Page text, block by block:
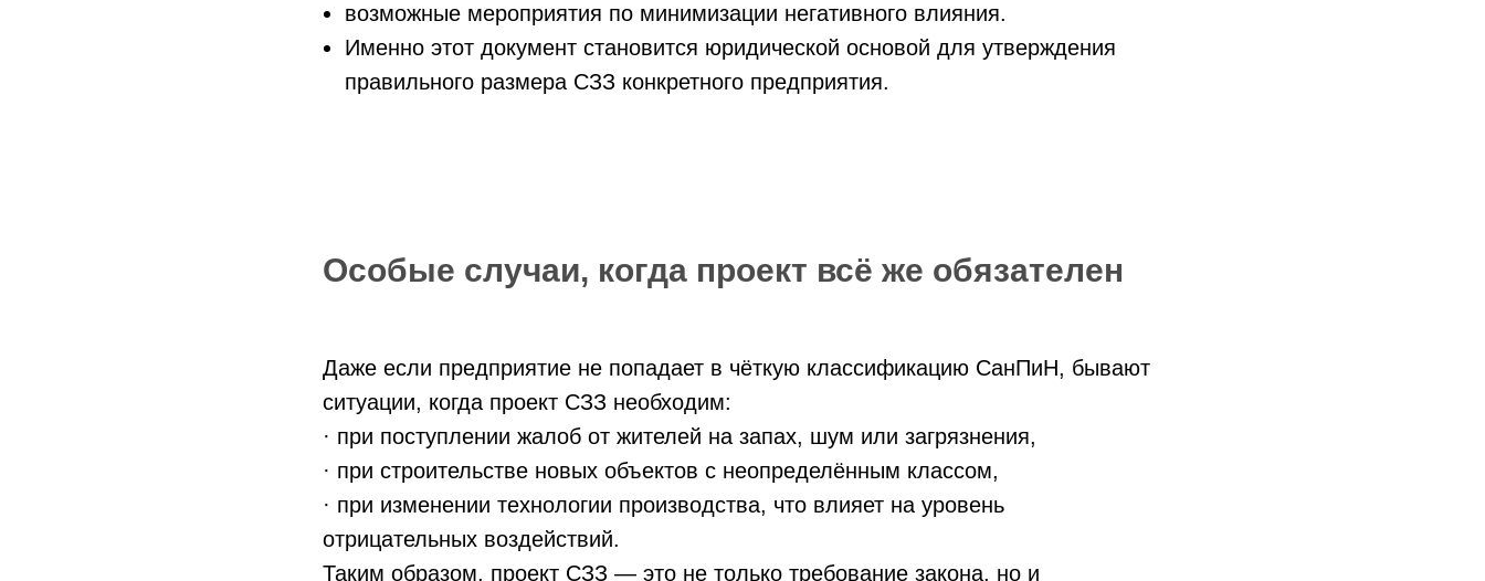
возможные мероприятия по минимизации негативного влияния.
Именно этот документ становится юридической основой для утверждения
правильного размера СЗЗ конкретного предприятия.
Особые случаи, когда проект всё же обязателен
Даже если предприятие не попадает в чёткую классификацию СанПиН, бывают
ситуации, когда проект СЗЗ необходим:
· при поступлении жалоб от жителей на запах, шум или загрязнения,
· при строительстве новых объектов с неопределённым классом,
· при изменении технологии производства, что влияет на уровень
отрицательных воздействий.
Таким образом, проект СЗЗ — это не только требование закона, но и